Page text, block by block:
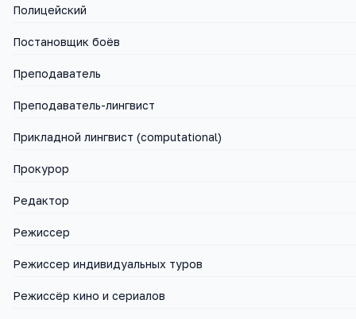
Полицейский
Постановщик боёв
Преподаватель
Преподаватель-лингвист
Прикладной лингвист (computational)
Прокурор
Редактор
Режиссер
Режиссер индивидуальных туров
Режиссёр кино и сериалов